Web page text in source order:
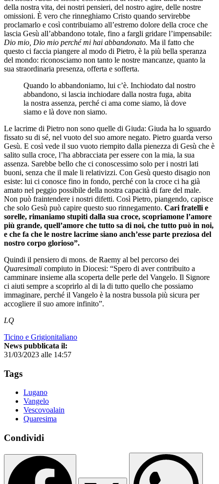
della nostra vita, dei nostri pensieri, del nostro agire, delle nostre
omissioni. È vero che rinneghiamo Cristo quando servirebbe
proclamarlo e così contribuiamo all’estremo dolore della croce che
lascia Gesù all’abbandono totale, fino a fargli gridare l’impensabile:
Dio mio, Dio mio perché mi hai abbandonato. Ma il fatto che
questo ci faccia piangere al modo di Pietro, è la più bella speranza
del mondo: riconosciamo non tanto le nostre mancanze, quanto la
sua straordinaria presenza, offerta e sofferta.
Quando lo abbandoniamo, lui c’è. Inchiodato dal nostro
abbandono, si lascia inchiodare dalla nostra fuga, abita
la nostra assenza, perché ci ama come siamo, là dove
siamo e là dove non siamo.
Le lacrime di Pietro non sono quelle di Giuda: Giuda ha lo sguardo
fissato su di sé, nel vuoto del suo amore negato. Pietro guarda verso
Gesù. E così vede il suo vuoto riempito dalla pienezza di Gesù che è
salito sulla croce, l’ha abbracciata per essere con la mia, la sua
assenza. Sarebbe bello che ci conoscessimo solo per i nostri lati
buoni, senza che il male li relativizzi. Con Gesù questo disagio non
esiste: lui ci conosce fino in fondo, perché con la croce ci ha già
amato nel peggio possibile della nostra capacità di fare del male.
Non può fraintendere i nostri difetti. Così Pietro, piangendo, capisce
che solo Gesù può capire questo suo rinnegamento. Cari fratelli e
sorelle, rimaniamo stupiti dalla sua croce, scopriamone l’amore
più grande, quell’amore che tutto sa di noi, che tutto può in noi,
e che fa che le nostre lacrime siano anch’esse parte preziosa del
nostro corpo glorioso”.
Quindi il pensiero di mons. de Raemy al bel percorso dei
Quaresimali compiuto in Diocesi: “Spero di aver contribuito a
camminare insieme alla scoperta delle perle del Vangelo. Il Signore
ci aiuti sempre a scoprirlo al di la di tutto quello che possiamo
immaginare, perché il Vangelo è la nostra bussola più sicura per
accogliere il suo amore infinito”.
LQ
Ticino e Grigionitaliano
News pubblicata il:
31/03/2023 alle 14:57
Tags
Lugano
Vangelo
Vescovoalain
Quaresima
Condividi